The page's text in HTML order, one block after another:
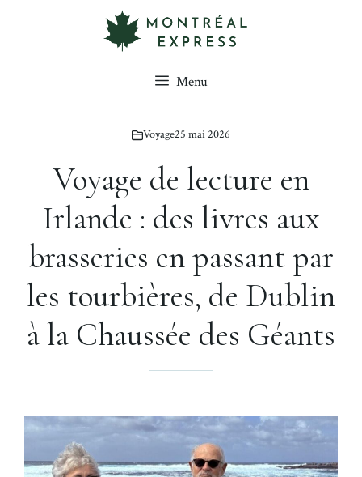
Menu
Voyage25 mai 2026
Voyage de lecture en
Irlande : des livres aux
brasseries en passant par
les tourbières, de Dublin
à la Chaussée des Géants